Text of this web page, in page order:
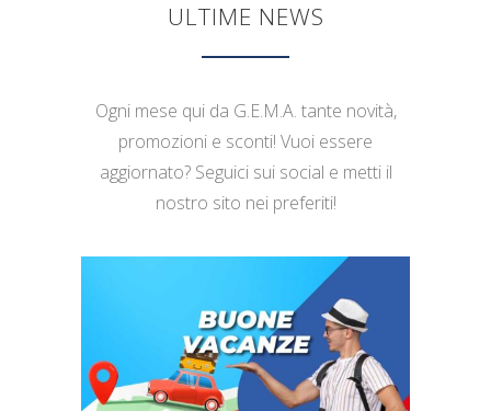
ULTIME NEWS
Ogni mese qui da G.E.M.A. tante novità,
promozioni e sconti! Vuoi essere
aggiornato? Seguici sui social e metti il
nostro sito nei preferiti!